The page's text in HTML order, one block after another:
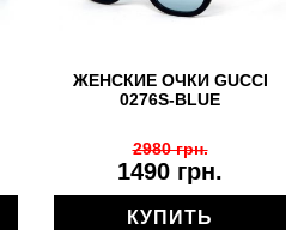
ЖЕНСКИЕ ОЧКИ GUCCI
0276S-BLUE
1490 грн.
2980 грн.
КУПИТЬ